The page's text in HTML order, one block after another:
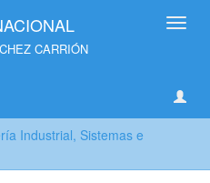
CARRIÓN
Industrial, Sistemas e